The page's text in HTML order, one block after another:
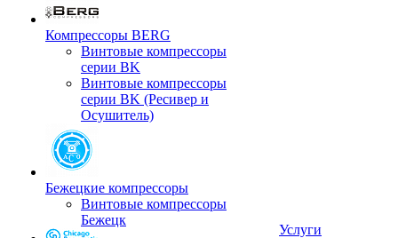
Компрессоры BERG
Винтовые компрессоры
серии BK
Винтовые компрессоры
серии BK (Ресивер и
Осушитель)
Бежецкие компрессоры
Винтовые компрессоры
Бежецк
Услуги